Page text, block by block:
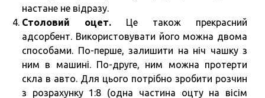
настане не відразу.
Столовий оцет. Це також прекрасний
адсорбент. Використовувати його можна двома
способами. По-перше, залишити на ніч чашку з
ним в машині. По-друге, ним можна протерти
скла в авто. Для цього потрібно зробити розчин
з розрахунку 1:8 (одна частина оцту на вісім